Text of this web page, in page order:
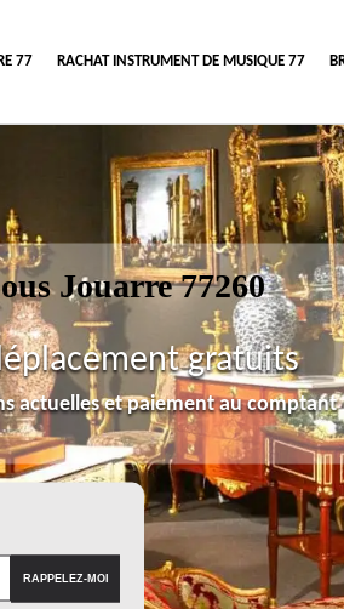
77 RACHAT INSTRUMENT DE MUSIQUE 77
Jouarre 77260
gratuits
actuelles et paiement au comptant